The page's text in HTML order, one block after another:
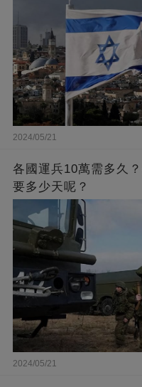
2024/05/21
各國運兵10萬需多久
要多少天呢？
2024/05/21